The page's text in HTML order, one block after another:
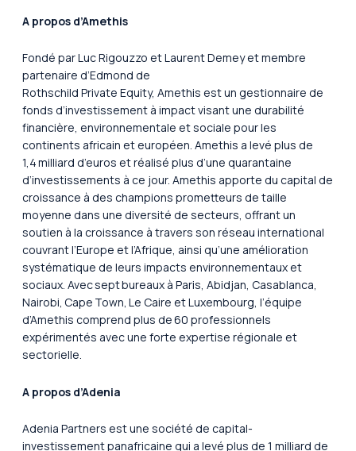
A propos d’Amethis
Fondé par Luc Rigouzzo et Laurent Demey et membre
partenaire d’Edmond de
Rothschild Private Equity, Amethis est un gestionnaire de
fonds d’investissement à impact visant une durabilité
financière, environnementale et sociale pour les
continents africain et européen. Amethis a levé plus de
1,4 milliard d’euros et réalisé plus d’une quarantaine
d’investissements à ce jour. Amethis apporte du capital de
croissance à des champions prometteurs de taille
moyenne dans une diversité de secteurs, offrant un
soutien à la croissance à travers son réseau international
couvrant l’Europe et l’Afrique, ainsi qu’une amélioration
systématique de leurs impacts environnementaux et
sociaux. Avec sept bureaux à Paris, Abidjan, Casablanca,
Nairobi, Cape Town, Le Caire et Luxembourg, l’équipe
d’Amethis comprend plus de 60 professionnels
expérimentés avec une forte expertise régionale et
sectorielle.
A propos d’Adenia
Adenia Partners est une société de capital-
investissement panafricaine qui a levé plus de 1 milliard de